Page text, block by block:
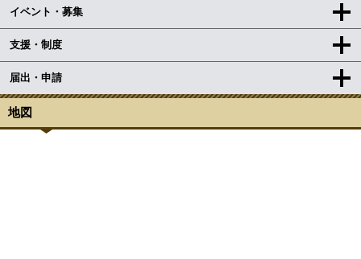
イベント・募集
支援・制度
届出・申請
地図